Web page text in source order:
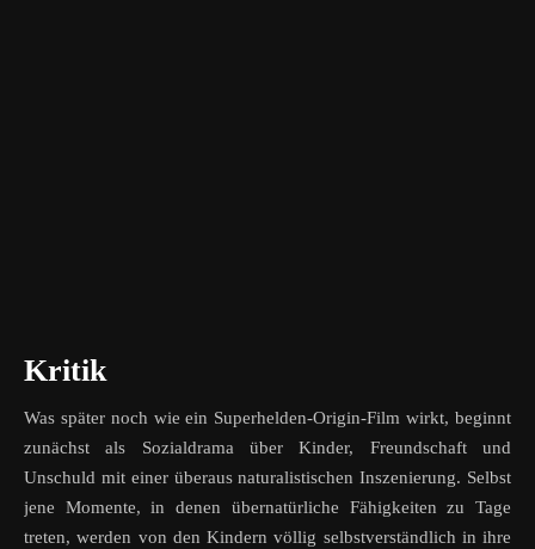
Kritik
Was später noch wie ein Superhelden-Origin-Film wirkt, beginnt
zunächst als Sozialdrama über Kinder, Freundschaft und
Unschuld mit einer überaus naturalistischen Inszenierung. Selbst
jene Momente, in denen übernatürliche Fähigkeiten zu Tage
treten, werden von den Kindern völlig selbstverständlich in ihre